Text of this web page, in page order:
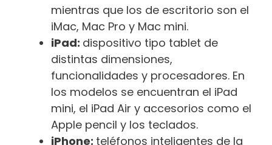
mientras que los de escritorio son el
iMac, Mac Pro y Mac mini.
iPad: dispositivo tipo tablet de
distintas dimensiones,
funcionalidades y procesadores. En
los modelos se encuentran el iPad
mini, el iPad Air y accesorios como el
Apple pencil y los teclados.
iPhone: teléfonos inteligentes de la